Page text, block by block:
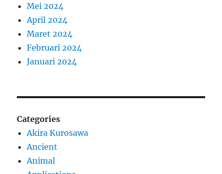
Mei 2024
April 2024
Maret 2024
Februari 2024
Januari 2024
Categories
Akira Kurosawa
Ancient
Animal